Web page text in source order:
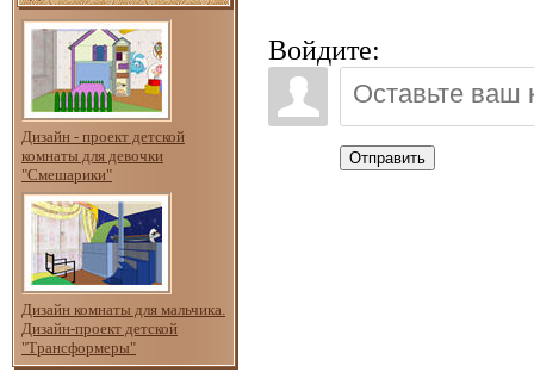
Дизайн - проект детской
комнаты для девочки
"Смешарики"
Дизайн комнаты для мальчика.
Дизайн-проект детской
"Трансформеры"
Войдите:
Отправить